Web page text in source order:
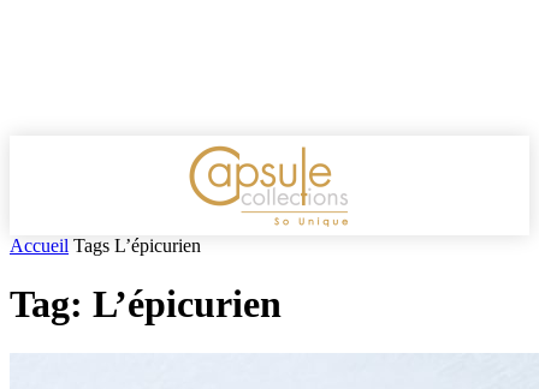
Accueil Tags L’épicurien
Tag: L’épicurien